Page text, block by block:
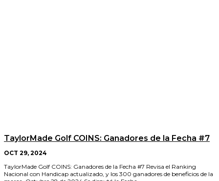
TaylorMade Golf COINS: Ganadores de la Fecha #7
OCT 29, 2024
TaylorMade Golf COINS: Ganadores de la Fecha #7 Revisa el Ranking
Nacional con Handicap actualizado, y los 300 ganadores de beneficios de la